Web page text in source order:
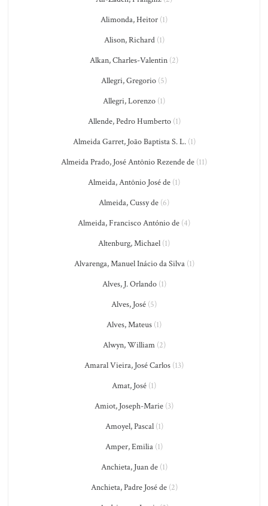
Alimonda, Heitor (1)
Alison, Richard(1)
Alkan, Charles-Valentin (2)
Allegri, Gregorio (5)
Allegri, Lorenzo (1)
Allende, Pedro Humberto(1)
Almeida Garret, João Baptista S. L.(1)
Almeida Prado, José Antônio Rezende de (11)
Almeida, Antônio José de (1)
Almeida, Cussy de (6)
Almeida, Francisco António de (4)
Altenburg, Michael (1)
Alvarenga, Manuel Inácio da Silva(1)
Alves, J. Orlando(1)
Alves, José (5)
Alves, Mateus (1)
Alwyn, William(2)
Amaral Vieira, José Carlos (13)
Amat, José (1)
Amiot, Joseph-Marie (3)
Amoyel, Pascal(1)
Amper, Emilia (1)
Anchieta, Juan de(1)
Anchieta, Padre José de(2)